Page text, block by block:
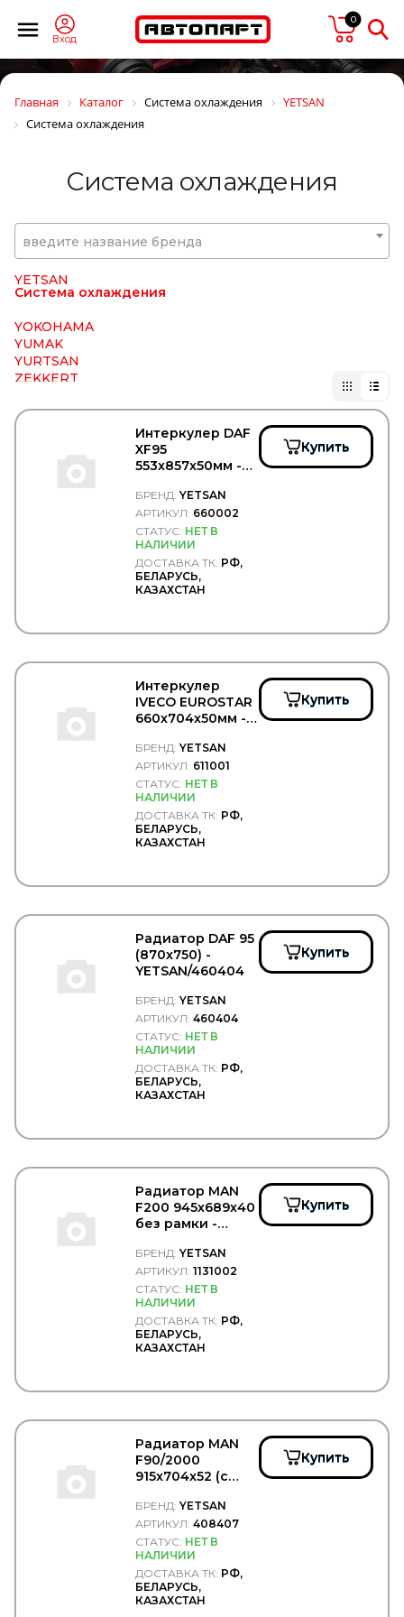
Вход
0
Главная Каталог Система охлаждения
YETSAN
Система охлаждения
Система охлаждения
введите название бренда
WILHELM SASS
WILSON
WINBO
Winkler
WISTRA
WIX
WOSMANN
WYNNS
XXL
XYG
YETSAN
Система охлаждения
YOKOHAMA
YUMAK
YURTSAN
ZEKKERT
ZETEX
АДВЕРС (Планар, Теплостар, Бинар, Спутник)
Белавтокомплект
ГАЗПРОМ НЕФТЬ
ЗАО "Обнинскоргсинтез"
МЗСА
ПААЗ
Прамотроник
УКД
ЧМЗАП
Чусовский металлургическийй завод
Интеркулер DAF
XF95
553x857x50мм -
БРЕНД: YETSAN
АРТИКУЛ: 660002
СТАТУС: НЕТ В
НАЛИЧИИ
ДОСТАВКА ТК: РФ,
БЕЛАРУСЬ,
КАЗАХСТАН
Купить
Интеркулер
IVECO EUROSTAR
660x704x50мм -
БРЕНД: YETSAN
АРТИКУЛ: 611001
СТАТУС: НЕТ В
НАЛИЧИИ
ДОСТАВКА ТК: РФ,
БЕЛАРУСЬ,
КАЗАХСТАН
Купить
Радиатор DAF 95
(870x750) -
YETSAN/460404
БРЕНД: YETSAN
АРТИКУЛ: 460404
СТАТУС: НЕТ В
НАЛИЧИИ
ДОСТАВКА ТК: РФ,
БЕЛАРУСЬ,
КАЗАХСТАН
Купить
Радиатор MAN
F200 945х689х40
без рамки -
БРЕНД: YETSAN
АРТИКУЛ: 1131002
СТАТУС: НЕТ В
НАЛИЧИИ
ДОСТАВКА ТК: РФ,
БЕЛАРУСЬ,
КАЗАХСТАН
Купить
Радиатор MAN
F90/2000
915x704x52 (с
YETSAN/408407
БРЕНД: YETSAN
АРТИКУЛ: 408407
СТАТУС: НЕТ В
НАЛИЧИИ
ДОСТАВКА ТК: РФ,
БЕЛАРУСЬ,
КАЗАХСТАН
Купить